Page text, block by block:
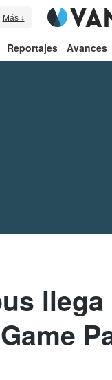
Más ↓
Reportajes Avances